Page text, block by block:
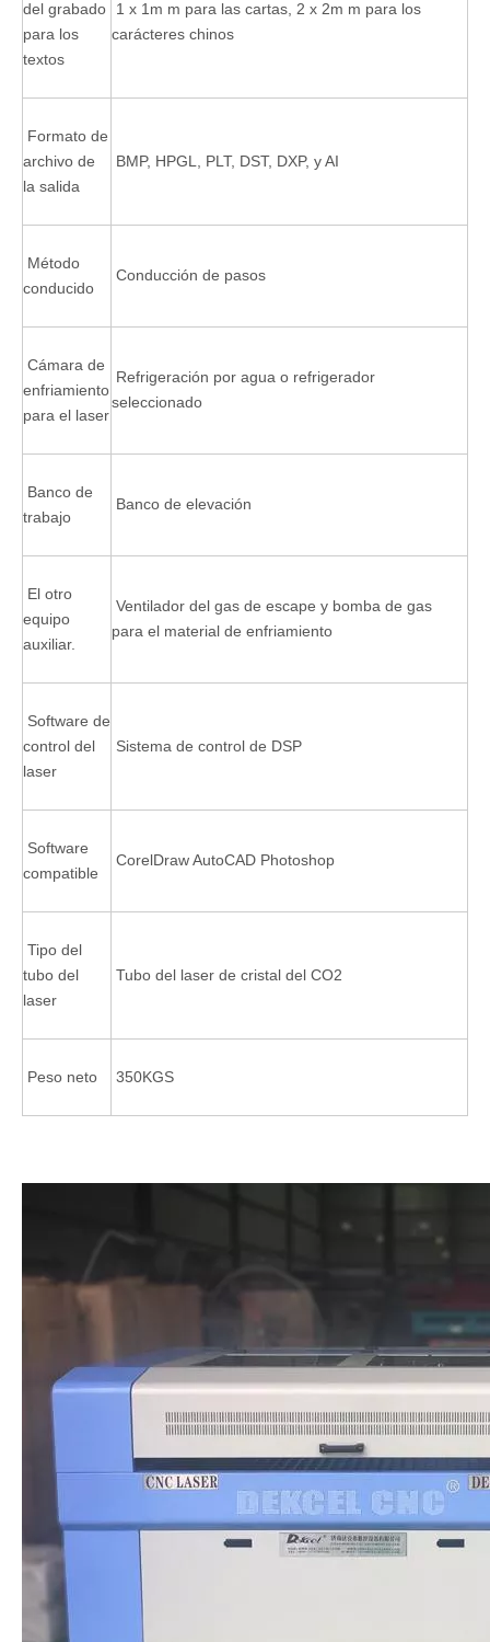
del grabado
para los
textos
1 x 1m m para las cartas, 2 x 2m m para los
carácteres chinos
Formato de
archivo de
la salida
BMP, HPGL, PLT, DST, DXP, y AI
Método
conducido
Conducción de pasos
Cámara de
enfriamiento
para el laser
Refrigeración por agua o refrigerador
seleccionado
Banco de
trabajo
Banco de elevación
El otro
equipo
auxiliar.
Ventilador del gas de escape y bomba de gas
para el material de enfriamiento
Software de
control del
laser
Sistema de control de DSP
Software
compatible
CorelDraw AutoCAD Photoshop
Tipo del
tubo del
laser
Tubo del laser de cristal del CO2
Peso neto 350KGS